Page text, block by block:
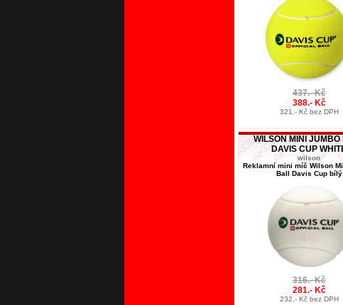
437.- Kč
388.- Kč
321.- Kč bez DPH
WILSON MINI JUMBO
DAVIS CUP
wilson
Reklamní mini míč Wilson
Ball Davis Cup bílý
316.- Kč
281.- Kč
232.- Kč bez DPH